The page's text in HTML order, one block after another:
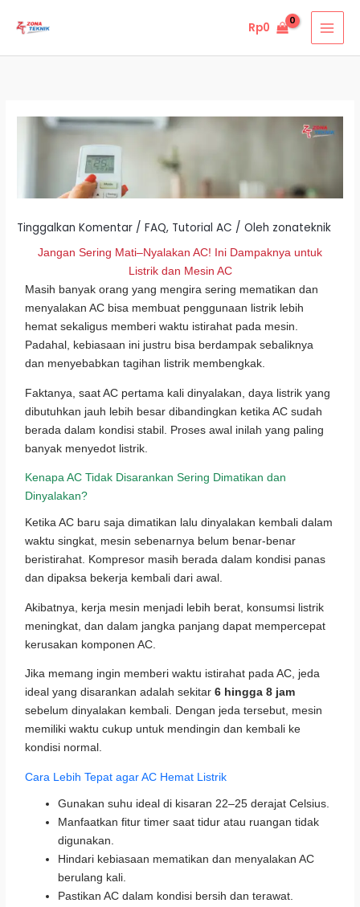
Rp0
Tinggalkan Komentar /FAQ, Tutorial AC / Oleh zonateknik
Jangan Sering Mati–Nyalakan AC! Ini Dampaknya untuk
Listrik dan Mesin AC
Masih banyak orang yang mengira sering mematikan dan
menyalakan AC bisa membuat penggunaan listrik lebih
hemat sekaligus memberi waktu istirahat pada mesin.
Padahal, kebiasaan ini justru bisa berdampak sebaliknya
dan menyebabkan tagihan listrik membengkak.
Faktanya, saat AC pertama kali dinyalakan, daya listrik yang
dibutuhkan jauh lebih besar dibandingkan ketika AC sudah
berada dalam kondisi stabil. Proses awal inilah yang paling
banyak menyedot listrik.
Kenapa AC Tidak Disarankan Sering Dimatikan dan
Dinyalakan?
Ketika AC baru saja dimatikan lalu dinyalakan kembali dalam
waktu singkat, mesin sebenarnya belum benar-benar
beristirahat. Kompresor masih berada dalam kondisi panas
dan dipaksa bekerja kembali dari awal.
Akibatnya, kerja mesin menjadi lebih berat, konsumsi listrik
meningkat, dan dalam jangka panjang dapat mempercepat
kerusakan komponen AC.
Jika memang ingin memberi waktu istirahat pada AC, jeda
ideal yang disarankan adalah sekitar6 hingga 8 jam
sebelum dinyalakan kembali. Dengan jeda tersebut, mesin
memiliki waktu cukup untuk mendingin dan kembali ke
kondisi normal.
Cara Lebih Tepat agar AC Hemat Listrik
Gunakan suhu ideal di kisaran 22–25 derajat Celsius.
Manfaatkan fitur timer saat tidur atau ruangan tidak
digunakan.
Hindari kebiasaan mematikan dan menyalakan AC
berulang kali.
Pastikan AC dalam kondisi bersih dan terawat.